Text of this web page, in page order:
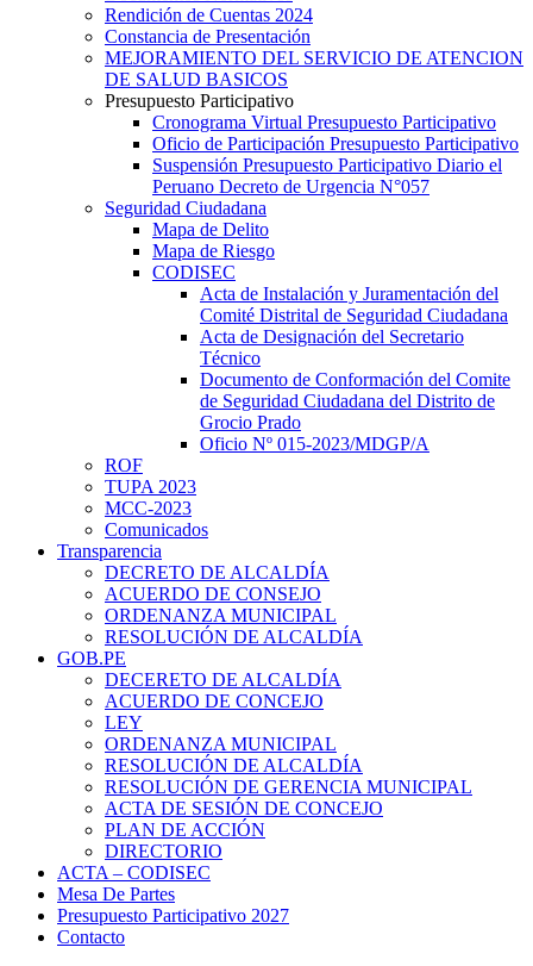
Rendición de Cuentas 2024
Constancia de Presentación
MEJORAMIENTO DEL SERVICIO DE ATENCION
DE SALUD BASICOS
Presupuesto Participativo
Cronograma Virtual Presupuesto Participativo
Oficio de Participación Presupuesto Participativo
Suspensión Presupuesto Participativo Diario el
Peruano Decreto de Urgencia N°057
Seguridad Ciudadana
Mapa de Delito
Mapa de Riesgo
CODISEC
Acta de Instalación y Juramentación del
Comité Distrital de Seguridad Ciudadana
Acta de Designación del Secretario
Técnico
Documento de Conformación del Comite
de Seguridad Ciudadana del Distrito de
Grocio Prado
Oficio Nº 015-2023/MDGP/A
ROF
TUPA 2023
MCC-2023
Comunicados
Transparencia
DECRETO DE ALCALDÍA
ACUERDO DE CONSEJO
ORDENANZA MUNICIPAL
RESOLUCIÓN DE ALCALDÍA
GOB.PE
DECERETO DE ALCALDÍA
ACUERDO DE CONCEJO
LEY
ORDENANZA MUNICIPAL
RESOLUCIÓN DE ALCALDÍA
RESOLUCIÓN DE GERENCIA MUNICIPAL
ACTA DE SESIÓN DE CONCEJO
PLAN DE ACCIÓN
DIRECTORIO
ACTA – CODISEC
Mesa De Partes
Presupuesto Participativo 2027
Contacto